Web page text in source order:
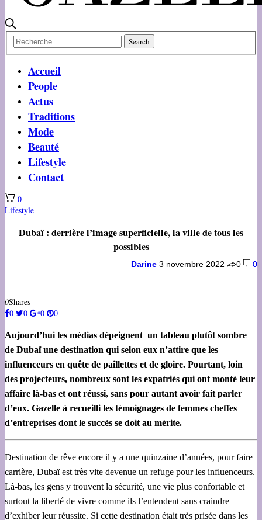
Accueil
People
Actus
Traditions
Mode
Beauté
Lifestyle
Contact
0
Lifestyle
Dubaï : derrière l’image superficielle, la ville de tous les
possibles
Darine 3 novembre 2022 0 0
0Shares
0
0 0 0
Aujourd’hui les médias dépeignent un tableau plutôt sombre
de Dubaï une destination qui selon eux n’attire que les
influenceurs en quête de paillettes et de gloire. Pourtant, loin
des projecteurs, nombreux sont les expatriés qui ont monté leur
affaire là-bas et ont réussi, sans pour autant avoir fait parler
d’eux. Gazelle à recueilli les témoignages de femmes cheffes
d’entreprises dont le succès se doit au mérite.
Destination de rêve encore il y a une quinzaine d’années, pour faire
carrière, Dubaï est très vite devenue un refuge pour les influenceurs.
Là-bas, les gens y trouvent la sécurité, une vie plus confortable et
surtout la liberté de vivre comme ils l’entendent sans craindre
d’exhiber leur réussite. Si cette destination était très prisée dans les